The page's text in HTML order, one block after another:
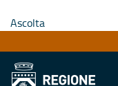
Ascolta